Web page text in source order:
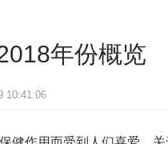
年份概览
10:41:06